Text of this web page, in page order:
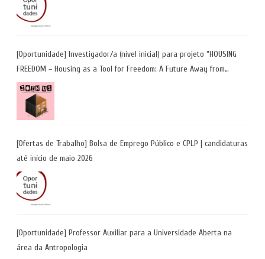
[Oportunidade] Investigador/a (nível inicial) para projeto “HOUSING
FREEDOM – Housing as a Tool for Freedom: A Future Away from
Incarceration” | até 8 de maio
[Ofertas de Trabalho] Bolsa de Emprego Público e CPLP | candidaturas
até início de maio 2026
[Oportunidade] Professor Auxiliar para a Universidade Aberta na
área da Antropologia